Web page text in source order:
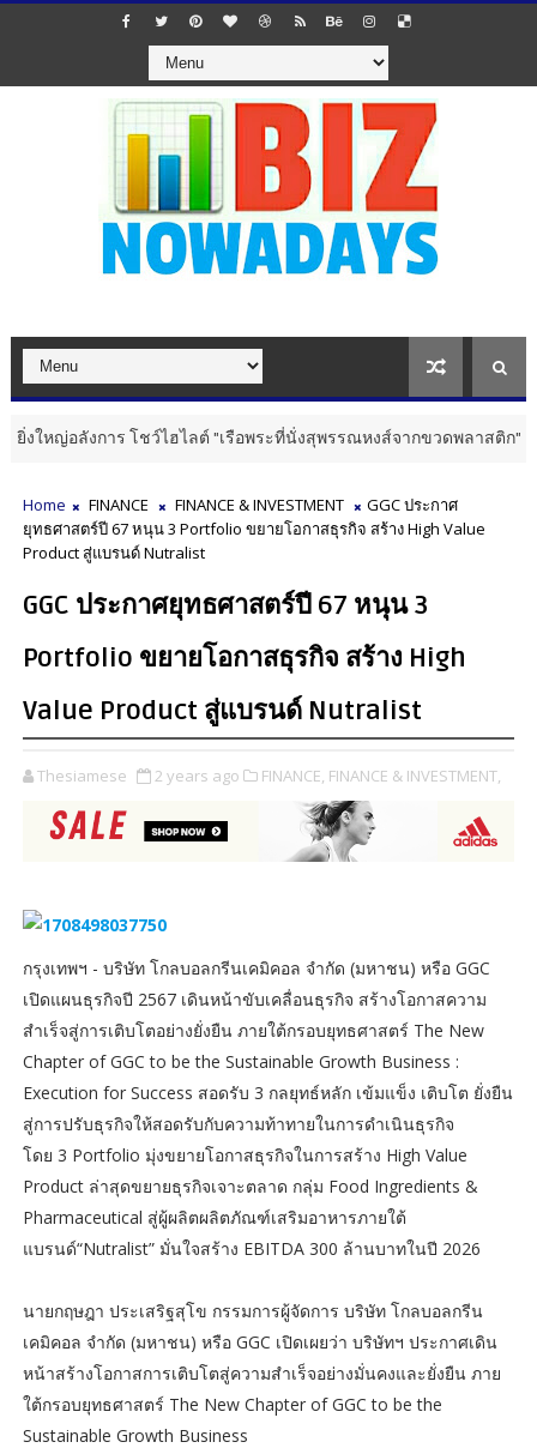
การ โชว์ไฮไลต์ "เรือพระที่นั่งสุพรรณหงส์จากขวดพลาสติก" ผสานประเ
Home FINANCE FINANCE & INVESTMENT
GGC ประกาศ
ยุทธศาสตร์ปี 67 หนุน 3 Portfolio ขยายโอกาสธุรกิจ สร้าง High Value
Product สู่แบรนด์ Nutralist
GGC ประกาศยุทธศาสตร์ปี 67 หนุน 3
Portfolio ขยายโอกาสธุรกิจ สร้าง High
Value Product สู่แบรนด์ Nutralist
Thesiamese 2 years ago FINANCE, FINANCE & INVESTMENT,
กรุงเทพฯ - บริษัท โกลบอลกรีนเคมิคอล จำกัด (มหาชน) หรือ GGC
เปิดแผนธุรกิจปี 2567 เดินหน้าขับเคลื่อนธุรกิจ สร้างโอกาสความ
สำเร็จสู่การเติบโตอย่างยั่งยืน ภายใต้กรอบยุทธศาสตร์ The New
Chapter of GGC to be the Sustainable Growth Business :
Execution for Success สอดรับ 3 กลยุทธ์หลัก เข้มแข็ง เติบโต ยั่งยืน
สู่การปรับธุรกิจให้สอดรับกับความท้าทายในการดำเนินธุรกิจ
โดย 3 Portfolio มุ่งขยายโอกาสธุรกิจในการสร้าง High Value
Product ล่าสุดขยายธุรกิจเจาะตลาด กลุ่ม Food Ingredients &
Pharmaceutical สู่ผู้ผลิตผลิตภัณฑ์เสริมอาหารภายใต้
แบรนด์“Nutralist” มั่นใจสร้าง EBITDA 300 ล้านบาทในปี 2026
นายกฤษฎา ประเสริฐสุโข กรรมการผู้จัดการ บริษัท โกลบอลกรีน
เคมิคอล จำกัด (มหาชน) หรือ GGC เปิดเผยว่า บริษัทฯ ประกาศเดิน
หน้าสร้างโอกาสการเติบโตสู่ความสำเร็จอย่างมั่นคงและยั่งยืน ภาย
ใต้กรอบยุทธศาสตร์ The New Chapter of GGC to be the
Sustainable Growth Business